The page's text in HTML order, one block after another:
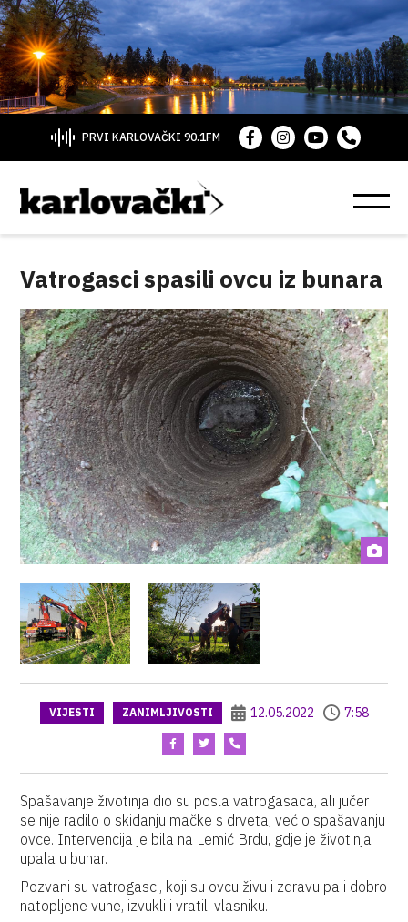
PRVI KARLOVAČKI 90.1FM
Vatrogasci spasili ovcu iz bunara
VIJESTI ZANIMLJIVOSTI 12.05.2022 7:58
Spašavanje životinja dio su posla vatrogasaca, ali jučer
se nije radilo o skidanju mačke s drveta, već o spašavanju
ovce. Intervencija je bila na Lemić Brdu, gdje je životinja
upala u bunar.
Pozvani su vatrogasci, koji su ovcu živu i zdravu pa i dobro
natopljene vune, izvukli i vratili vlasniku.